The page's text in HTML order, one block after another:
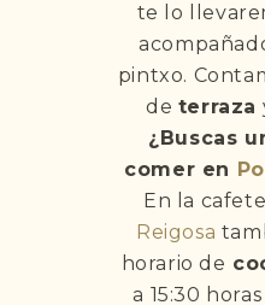
te lo
pintxo.
de terraza
¿Buscas
comer en
En la
Reigosa
horario de
a 15:30